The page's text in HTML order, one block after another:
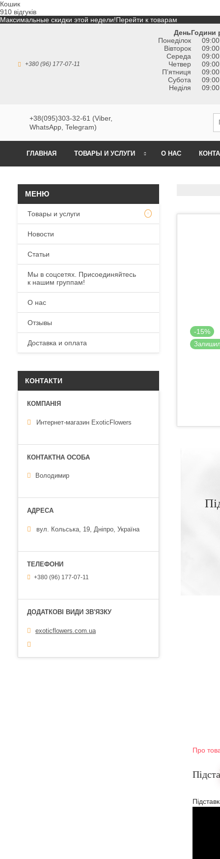
Кошик
910 відгуків
Максимальные скидки этой недели!Перейти к товарам
+380 (96) 177-07-11
ДеньГодини
Понеділок
Вівторок
Середа
Четвер
Пʼятниця
Субота
Неділя
+38(095)303-32-61 (Viber,
WhatsApp, Telegram)
ГЛАВНАЯ ТОВАРЫ И УСЛУГИ О НАС
-15%
Про
Товары и услуги
Новости
Статьи
Мы в соцсетях. Присоединяйтесь
к нашим группам!
О нас
Отзывы
Доставка и оплата
КОНТАКТИ
Интернет-магазин ExoticFlowers
Володимир
вул. Кольська, 19, Дніпро, Україна
+380 (96) 177-07-11
exoticflowers.com.ua